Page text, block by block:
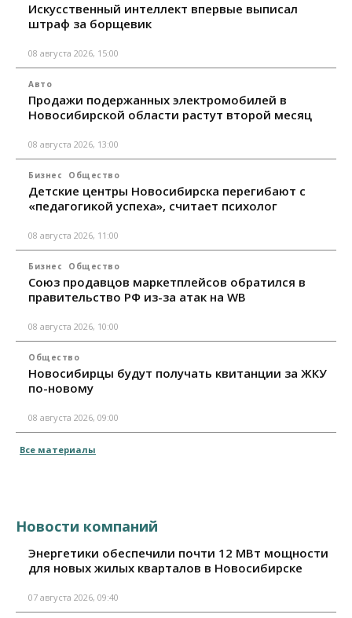
Искусственный интеллект впервые выписал
штраф за борщевик
08 августа 2026, 15:00
Авто
Продажи подержанных электромобилей в
Новосибирской области растут второй месяц
08 августа 2026, 13:00
Бизнес Общество
Детские центры Новосибирска перегибают с
«педагогикой успеха», считает психолог
08 августа 2026, 11:00
Бизнес Общество
Союз продавцов маркетплейсов обратился в
правительство РФ из-за атак на WB
08 августа 2026, 10:00
Общество
Новосибирцы будут получать квитанции за ЖКУ
по-новому
08 августа 2026, 09:00
Все материалы
Новости компаний
Энергетики обеспечили почти 12 МВт мощности
для новых жилых кварталов в Новосибирске
07 августа 2026, 09:40